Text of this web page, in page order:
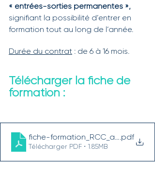
« entrées-sorties permanentes »,
signifiant la possibilité d’entrer en
formation tout au long de l’année.
Durée du contrat : de 6 à 16 mois.
Télécharger la fiche de
formation :
fiche- .pdf
Télécharger PDF • 1.85MB